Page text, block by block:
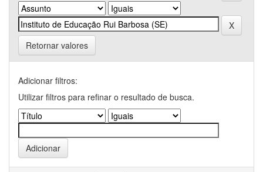
Retornar valores
Adicionar filtros:
Utilizar filtros para refinar o resultado de busca.